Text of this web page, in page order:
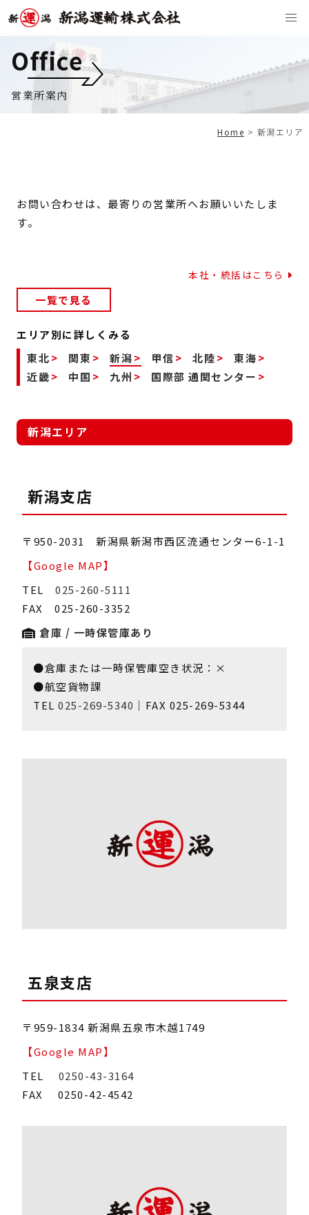
Office
営業所案内
Home > 新潟エリア
お問い合わせは、最寄りの営業所へお願いいたしま
す。
本社・統括はこちら
一覧で見る
エリア別に詳しくみる
東北
関東 新潟 甲信 北陸
東海
近畿
中国 九州 国際部 通関センター
新潟エリア
新潟支店
〒950-2031 新潟県新潟市西区流通センター6-1-1
【Google MAP】
TEL 025-260-5111
FAX 025-260-3352
倉庫 / 一時保管庫あり
●倉庫または一時保管庫空き状況：×
●航空貨物課
TEL 025-269-5340 ｜FAX 025-269-5344
五泉支店
〒959-1834 新潟県五泉市木越1749
【Google MAP】
TEL
0250-43-3164
FAX 0250-42-4542